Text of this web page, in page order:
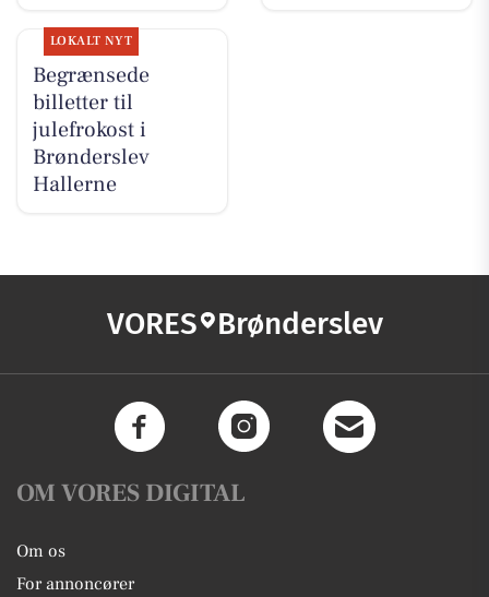
LOKALT NYT
Begrænsede
billetter til
julefrokost i
Brønderslev
Hallerne
VORES Brønderslev
OM VORES DIGITAL
Om os
For annoncører